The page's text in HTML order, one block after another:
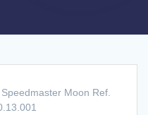
Moon Ref.